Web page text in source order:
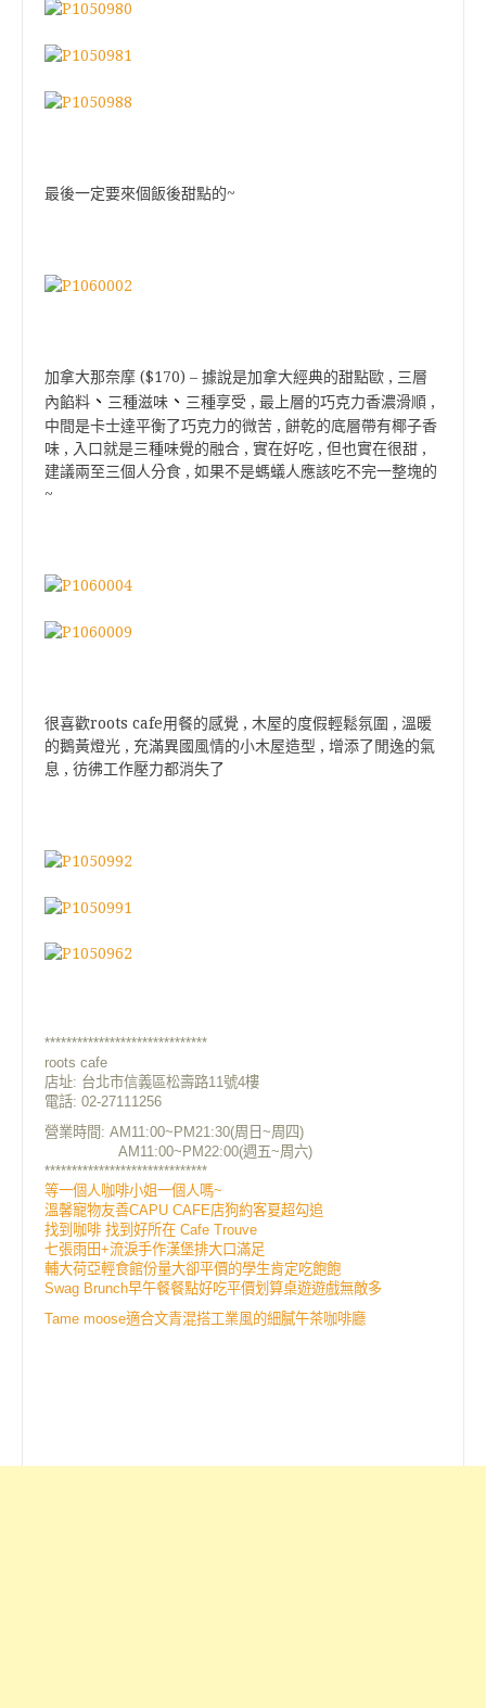
最後一定要來個飯後甜點的~
加拿大那奈摩 ($170) – 據說是加拿大經典的甜點歐 , 三層
內餡料 、 三種滋味 、 三種享受 , 最上層的巧克力香濃滑順 ,
中間是卡士達平衡了巧克力的微苦 , 餅乾的底層帶有椰子香
味 , 入口就是三種味覺的融合 , 實在好吃 , 但也實在很甜 ,
建議兩至三個人分食 , 如果不是螞蟻人應該吃不完一整塊的
~
很喜歡roots cafe用餐的感覺 , 木屋的度假輕鬆氛圍 , 溫暖
的鵝黃燈光 , 充滿異國風情的小木屋造型 , 增添了閒逸的氣
息 , 彷彿工作壓力都消失了
******************************
roots cafe
店址: 台北市信義區松壽路11號4樓
電話: 02-27111256
營業時間: AM11:00~PM21:30(周日~周四)
AM11:00~PM22:00(週五~周六)
******************************
等一個人咖啡小姐一個人嗎~
溫馨寵物友善CAPU CAFE店狗約客夏超勾追
找到咖啡 找到好所在 Cafe Trouve
七張雨田+流淚手作漢堡排大口滿足
輔大荷亞輕食館份量大卻平價的學生肯定吃飽飽
Swag Brunch早午餐餐點好吃平價划算桌遊遊戲無敵多
Tame moose適合文青混搭工業風的細膩午茶咖啡廳